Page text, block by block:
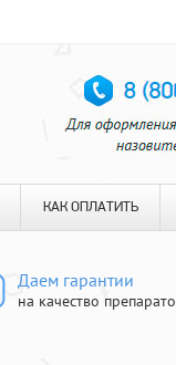
КАК ОПЛАТИТЬ
Даем гарантии
на качество